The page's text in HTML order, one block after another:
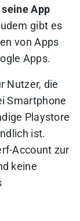
App
gibt es
von Apps
Apps.
Nutzer, die
Smartphone
Playstore
ist.
Account zur
keine